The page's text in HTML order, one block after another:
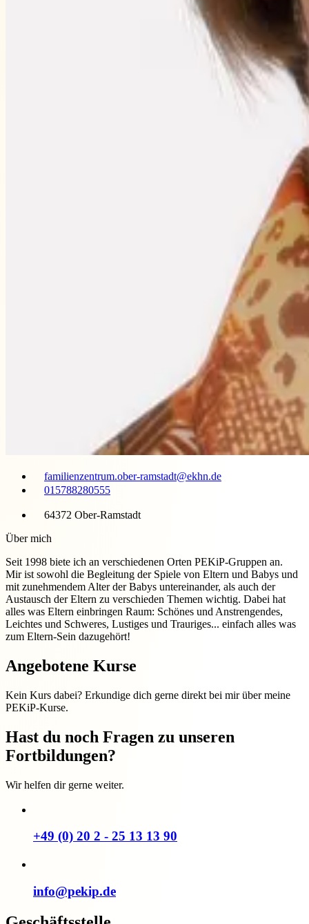
familienzentrum.ober-ramstadt@ekhn.de
015788280555
64372 Ober-Ramstadt
Über mich
Seit 1998 biete ich an verschiedenen Orten PEKiP-Gruppen an.
Mir ist sowohl die Begleitung der Spiele von Eltern und Babys und
mit zunehmendem Alter der Babys untereinander, als auch der
Austausch der Eltern zu verschieden Themen wichtig. Dabei hat
alles was Eltern einbringen Raum: Schönes und Anstrengendes,
Leichtes und Schweres, Lustiges und Trauriges... einfach alles was
zum Eltern-Sein dazugehört!
Angebotene Kurse
Kein Kurs dabei? Erkundige dich gerne direkt bei mir über meine
PEKiP-Kurse.
Hast du noch Fragen zu unseren
Fortbildungen?
Wir helfen dir gerne weiter.
+49 (0) 20 2 - 25 13 13 90
info@pekip.de